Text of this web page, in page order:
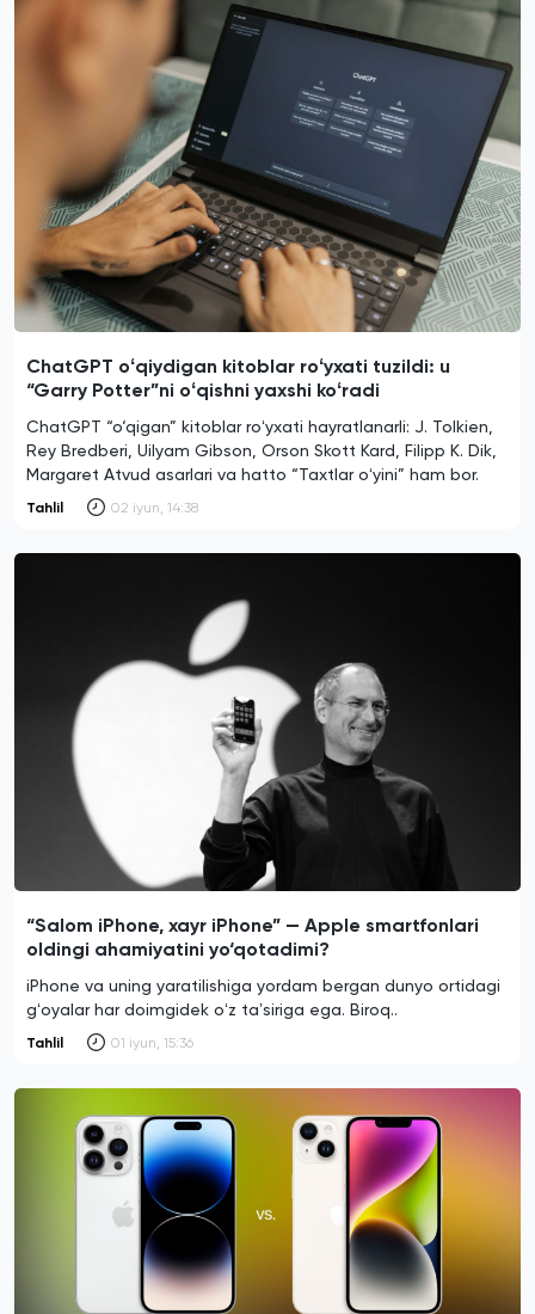
ChatGPT oʻqiydigan kitoblar roʻyxati tuzildi: u
“Garry Potter”ni oʻqishni yaxshi koʻradi
ChatGPT “o‘qigan” kitoblar roʻyxati hayratlanarli: J. Tolkien,
Rey Bredberi, Uilyam Gibson, Orson Skott Kard, Filipp K. Dik,
Margaret Atvud asarlari va hatto “Taxtlar oʻyini” ham bor.
Tahlil 02 iyun, 14:38
“Salom iPhone, xayr iPhone” — Apple smartfonlari
oldingi ahamiyatini yo‘qotadimi?
iPhone va uning yaratilishiga yordam bergan dunyo ortidagi
gʻoyalar har doimgidek oʻz taʼsiriga ega. Biroq..
Tahlil 01 iyun, 15:36